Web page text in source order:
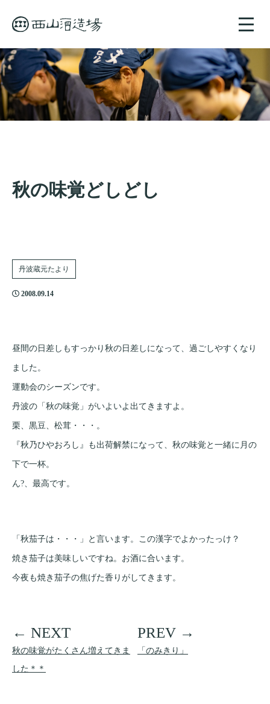
toggle
秋の味覚どしどし
丹波蔵元たより
2008.09.14
昼間の日差しもすっかり秋の日差しになって、過ごしやすくなり
ました。
運動会のシーズンです。
丹波の「秋の味覚」がいよいよ出てきますよ。
栗、黒豆、松茸・・・。
『秋乃ひやおろし』も出荷解禁になって、秋の味覚と一緒に月の
下で一杯。
ん?、最高です。
「秋茄子は・・・」と言います。この漢字でよかったっけ？
焼き茄子は美味しいですね。お酒に合います。
今夜も焼き茄子の焦げた香りがしてきます。
秋の味覚がたくさん増えてきま
した＊＊
「のみきり」